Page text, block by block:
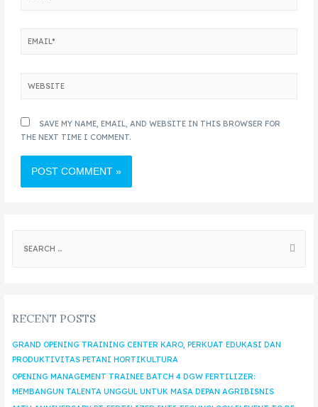
SAVE MY NAME, EMAIL, AND WEBSITE IN THIS BROWSER FOR
THE NEXT TIME I COMMENT.
RECENT POSTS
GRAND OPENING TRAINING CENTER KARO, PERKUAT EDUKASI DAN
PRODUKTIVITAS PETANI HORTIKULTURA
OPENING MANAGEMENT TRAINEE BATCH 4 DGW FERTILIZER:
MEMBANGUN TALENTA UNGGUL UNTUK MASA DEPAN AGRIBISNIS